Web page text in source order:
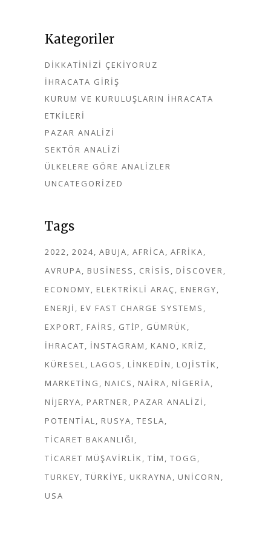
Kategoriler
DIKKATINIZI ÇEKIYORUZ
İHRACATA GIRIŞ
KURUM VE KURULUŞLARIN İHRACATA
ETKILERI
PAZAR ANALIZI
SEKTÖR ANALIZI
ÜLKELERE GÖRE ANALIZLER
UNCATEGORIZED
Tags
2022 2024 ABUJA AFRICA
AFRIKA
AVRUPA
BUSINESS CRISIS
DISCOVER
ECONOMY
ELEKTRIKLI ARAÇ
ENERGY
ENERJI
EV FAST CHARGE SYSTEMS
EXPORT
FAIRS GTİP
GÜMRÜK
IHRACAT
INSTAGRAM KANO
KRIZ
KÜRESEL
LAGOS LINKEDIN
LOJISTIK
MARKETING
NAICS NAIRA
NIGERIA
NIJERYA
PARTNER
PAZAR ANALIZI
POTENTIAL
RUSYA
TESLA
TICARET BAKANLIĞI
TICARET MÜŞAVIRLIK
TİM
TOGG
TURKEY
TÜRKIYE UKRAYNA
UNICORN
USA